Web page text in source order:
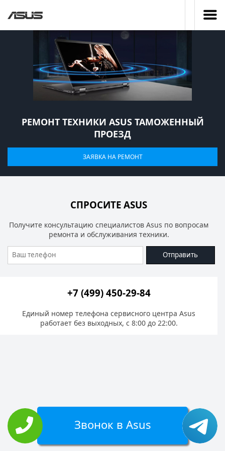
РЕМОНТ ТЕХНИКИ ASUS ТАМОЖЕННЫЙ
ПРОЕЗД
ЗАЯВКА НА РЕМОНТ
СПРОСИТЕ ASUS
Получите консультацию специалистов Asus по вопросам
ремонта и обслуживания техники.
Отправить
+7 (499) 450-29-84
Единый номер телефона сервисного центра Asus
работает без выходных, с 8:00 до 22:00.
Звонок в Asus